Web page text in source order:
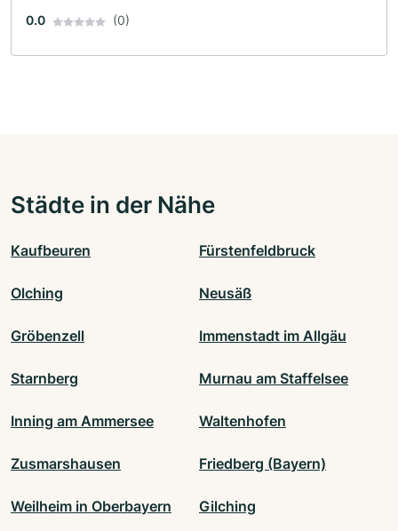
0.0 (0)
Städte in der Nähe
Kaufbeuren Fürstenfeldbruck
Olching Neusäß
Gröbenzell Immenstadt im Allgäu
Starnberg Murnau am Staffelsee
Inning am Ammersee Waltenhofen
Zusmarshausen Friedberg (Bayern)
Weilheim in Oberbayern Gilching